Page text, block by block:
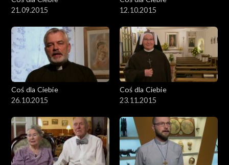
21.09.2015
12.10.2015
Coś dla Ciebie
26.10.2015
Coś dla Ciebie
23.11.2015